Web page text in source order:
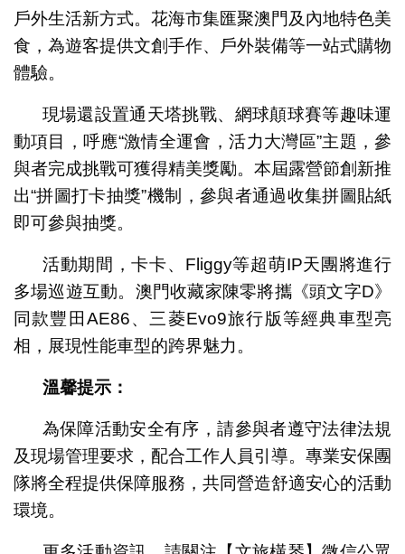
戶外生活新方式。花海市集匯聚澳門及內地特色美
食，為遊客提供文創手作、戶外裝備等一站式購物
體驗。
現場還設置通天塔挑戰、網球顛球賽等趣味運
動項目，呼應“激情全運會，活力大灣區”主題，參
與者完成挑戰可獲得精美獎勵。本屆露營節創新推
出“拼圖打卡抽獎”機制，參與者通過收集拼圖貼紙
即可參與抽獎。
活動期間，卡卡、Fliggy等超萌IP天團將進行
多場巡遊互動。澳門收藏家陳零將攜《頭文字D》
同款豐田AE86、三菱Evo9旅行版等經典車型亮
相，展現性能車型的跨界魅力。
溫馨提示：
為保障活動安全有序，請參與者遵守法律法規
及現場管理要求，配合工作人員引導。專業安保團
隊將全程提供保障服務，共同營造舒適安心的活動
環境。